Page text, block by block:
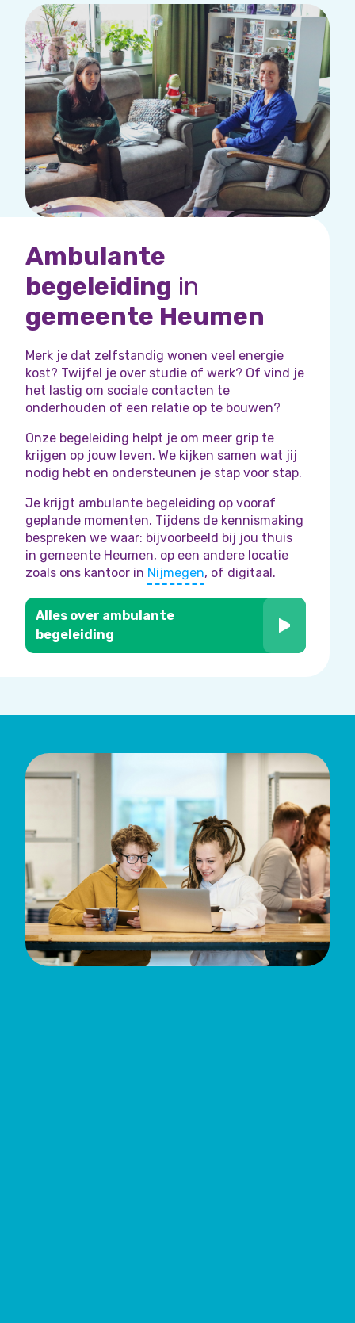
Ambulante
begeleiding in
gemeente Heumen
Merk je dat zelfstandig wonen veel energie
kost? Twijfel je over studie of werk? Of vind je
het lastig om sociale contacten te
onderhouden of een relatie op te bouwen?
Onze begeleiding helpt je om meer grip te
krijgen op jouw leven. We kijken samen wat jij
nodig hebt en ondersteunen je stap voor stap.
Je krijgt ambulante begeleiding op vooraf
geplande momenten. Tijdens de kennismaking
bespreken we waar: bijvoorbeeld bij jou thuis
in gemeente Heumen, op een andere locatie
zoals ons kantoor in Nijmegen, of digitaal.
Alles over ambulante
begeleiding